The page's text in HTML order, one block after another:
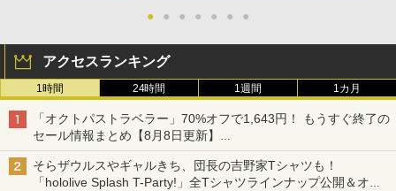
● ● ● ● ● ● ●
アクセスランキング
1時間 24時間 1週間 1カ月
「オクトパストラベラー」70%オフで1,643円！ もうすぐ終了の
セール情報まとめ【8月8日更新】
ニンテンドーeショップでは「大神 絶景版」が67%オフで990円
そらザウルスやギャルきち、団長の吉野家Tシャツも！
「hololive Splash T-Party!」全Tシャツラインナップ公開＆オン